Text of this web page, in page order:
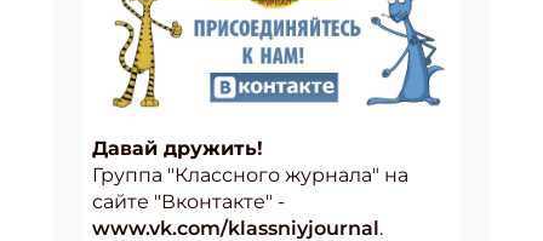
Давай дружить!
Группа "Классного журнала" на
сайте "Вконтакте" -
www.vk.com/klassniyjournal.